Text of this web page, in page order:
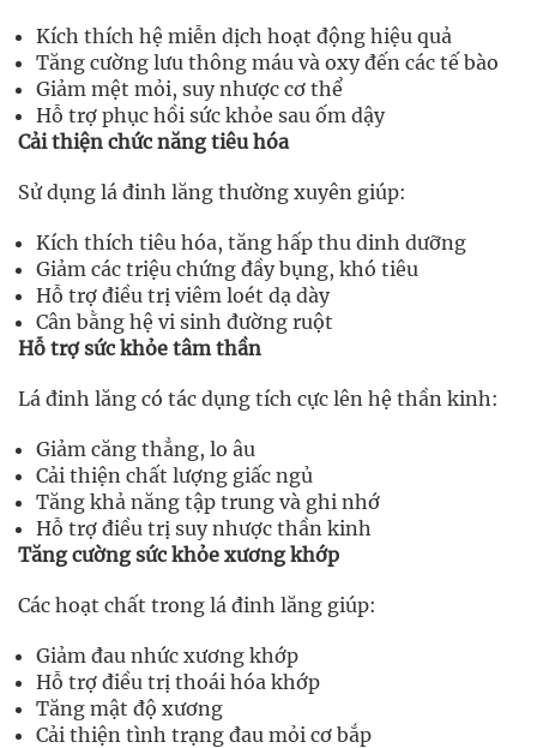
Kích thích hệ miễn dịch hoạt động hiệu quả
Tăng cường lưu thông máu và oxy đến các tế bào
Giảm mệt mỏi, suy nhược cơ thể
Hỗ trợ phục hồi sức khỏe sau ốm dậy
Cải thiện chức năng tiêu hóa
Sử dụng lá đinh lăng thường xuyên giúp:
Kích thích tiêu hóa, tăng hấp thu dinh dưỡng
Giảm các triệu chứng đầy bụng, khó tiêu
Hỗ trợ điều trị viêm loét dạ dày
Cân bằng hệ vi sinh đường ruột
Hỗ trợ sức khỏe tâm thần
Lá đinh lăng có tác dụng tích cực lên hệ thần kinh:
Giảm căng thẳng, lo âu
Cải thiện chất lượng giấc ngủ
Tăng khả năng tập trung và ghi nhớ
Hỗ trợ điều trị suy nhược thần kinh
Tăng cường sức khỏe xương khớp
Các hoạt chất trong lá đinh lăng giúp:
Giảm đau nhức xương khớp
Hỗ trợ điều trị thoái hóa khớp
Tăng mật độ xương
Cải thiện tình trạng đau mỏi cơ bắp